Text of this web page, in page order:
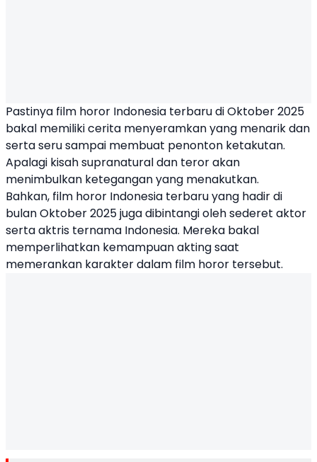
Pastinya film horor Indonesia terbaru di Oktober 2025
bakal memiliki cerita menyeramkan yang menarik dan
serta seru sampai membuat penonton ketakutan.
Apalagi kisah supranatural dan teror akan
menimbulkan ketegangan yang menakutkan.
Bahkan, film horor Indonesia terbaru yang hadir di
bulan Oktober 2025 juga dibintangi oleh sederet aktor
serta aktris ternama Indonesia. Mereka bakal
memperlihatkan kemampuan akting saat
memerankan karakter dalam film horor tersebut.